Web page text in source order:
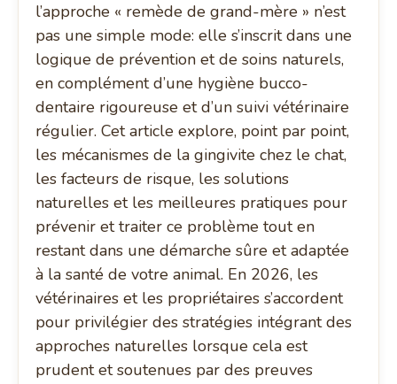
l’approche « remède de grand-mère » n’est
pas une simple mode: elle s’inscrit dans une
logique de prévention et de soins naturels,
en complément d’une hygiène bucco-
dentaire rigoureuse et d’un suivi vétérinaire
régulier. Cet article explore, point par point,
les mécanismes de la gingivite chez le chat,
les facteurs de risque, les solutions
naturelles et les meilleures pratiques pour
prévenir et traiter ce problème tout en
restant dans une démarche sûre et adaptée
à la santé de votre animal. En 2026, les
vétérinaires et les propriétaires s’accordent
pour privilégier des stratégies intégrant des
approches naturelles lorsque cela est
prudent et soutenues par des preuves